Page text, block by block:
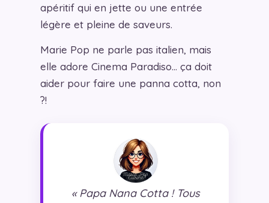
apéritif qui en jette ou une entrée
légère et pleine de saveurs.
Marie Pop ne parle pas italien, mais
elle adore Cinema Paradiso… ça doit
aider pour faire une panna cotta, non
?!
« Papa Nana Cotta ! Tous